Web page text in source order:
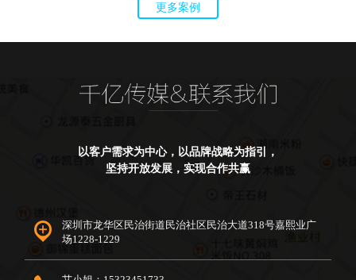
更多案例
以客户需求为中心，以品牌战略为指引，
坚持开放发展，实现合作共赢
深圳市龙华区民治街道民治社区民治大道318号嘉熙业广
场1228-1229